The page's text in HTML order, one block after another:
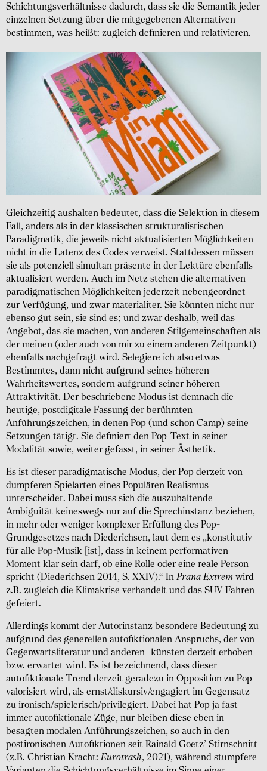
Schichtungsverhältnisse dadurch, dass sie die Semantik jeder
einzelnen Setzung über die mitgegebenen Alternativen
bestimmen, was heißt: zugleich definieren und relativieren.
Gleichzeitig aushalten bedeutet, dass die Selektion in diesem
Fall, anders als in der klassischen strukturalistischen
Paradigmatik, die jeweils nicht aktualisierten Möglichkeiten
nicht in die Latenz des Codes verweist. Stattdessen müssen
sie als potenziell simultan präsente in der Lektüre ebenfalls
aktualisiert werden. Auch im Netz stehen die alternativen
paradigmatischen Möglichkeiten jederzeit nebengeordnet
zur Verfügung, und zwar materialiter. Sie könnten nicht nur
ebenso gut sein, sie sind es; und zwar deshalb, weil das
Angebot, das sie machen, von anderen Stilgemeinschaften als
der meinen (oder auch von mir zu einem anderen Zeitpunkt)
ebenfalls nachgefragt wird. Selegiere ich also etwas
Bestimmtes, dann nicht aufgrund seines höheren
Wahrheitswertes, sondern aufgrund seiner höheren
Attraktivität. Der beschriebene Modus ist demnach die
heutige, postdigitale Fassung der berühmten
Anführungszeichen, in denen Pop (und schon Camp) seine
Setzungen tätigt. Sie definiert den Pop-Text in seiner
Modalität sowie, weiter gefasst, in seiner Ästhetik.
Es ist dieser paradigmatische Modus, der Pop derzeit von
dumpferen Spielarten eines Populären Realismus
unterscheidet. Dabei muss sich die auszuhaltende
Ambiguität keineswegs nur auf die Sprechinstanz beziehen,
in mehr oder weniger komplexer Erfüllung des Pop-
Grundgesetzes nach Diederichsen, laut dem es „konstitutiv
für alle Pop-Musik [ist], dass in keinem performativen
Moment klar sein darf, ob eine Rolle oder eine reale Person
spricht (Diederichsen 2014, S. XXIV).“ InPrana Extrem wird
z.B. zugleich die Klimakrise verhandelt und das SUV-Fahren
gefeiert.
Allerdings kommt der Autorinstanz besondere Bedeutung zu
aufgrund des generellen autofiktionalen Anspruchs, der von
Gegenwartsliteratur und anderen -künsten derzeit erhoben
bzw. erwartet wird. Es ist bezeichnend, dass dieser
autofiktionale Trend derzeit geradezu in Opposition zu Pop
valorisiert wird, als ernst/diskursiv/engagiert im Gegensatz
zu ironisch/spielerisch/privilegiert. Dabei hat Pop ja fast
immer autofiktionale Züge, nur bleiben diese eben in
besagten modalen Anführungszeichen, so auch in den
postironischen Autofiktionen seit Rainald Goetz’ Stirnschnitt
(z.B. Christian Kracht:Eurotrash, 2021), während stumpfere